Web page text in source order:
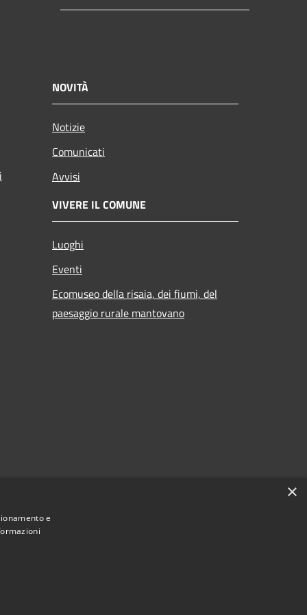
NOVITÀ
Notizie
Comunicati
Avvisi
VIVERE IL COMUNE
Luoghi
Eventi
Ecomuseo della risaia, dei fiumi, del
paesaggio rurale mantovano
×
e